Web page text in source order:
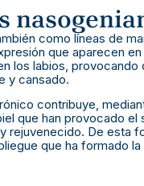
como líneas de
que aparecen
los labios,
y cansado.
contribuye,
que han provocado
rejuvenecido. De esta
que ha formado la